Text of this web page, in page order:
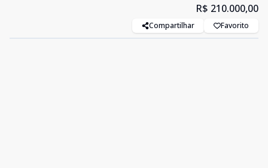
R$ 210.000,00
Compartilhar Favorito